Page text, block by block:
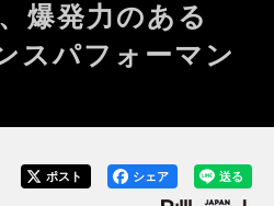
爆発力のある
スパフォーマン
送る
シェア
ポスト